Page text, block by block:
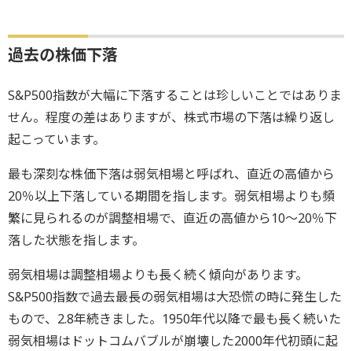
過去の株価下落
S&P500指数が大幅に下落することは珍しいことではありま
せん。程度の差はありますが、株式市場の下落は繰り返し
起こっています。
最も深刻な株価下落は弱気相場と呼ばれ、直近の高値から
20％以上下落している期間を指します。弱気相場よりも頻
繁に見られるのが調整相場で、直近の高値から10～20％下
落した状態を指します。
弱気相場は調整相場よりも長く続く傾向があります。
S&P500指数で過去最長の弱気相場は大恐慌の時に発生した
もので、2.8年続きました。1950年代以降で最も長く続いた
弱気相場はドットコムバブルが崩壊した2000年代初頭に起